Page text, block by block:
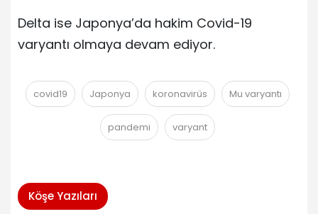
Delta ise Japonya’da hakim Covid-19
varyantı olmaya devam ediyor.
covid19 Japonya koronavirüs Mu varyantı
pandemi varyant
Köşe Yazıları